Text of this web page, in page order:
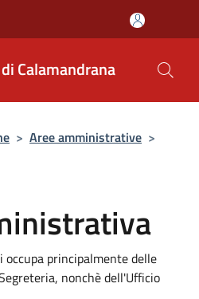
Calamandrana
> Aree amministrative >
principalmente delle
nonchè dell'Ufficio